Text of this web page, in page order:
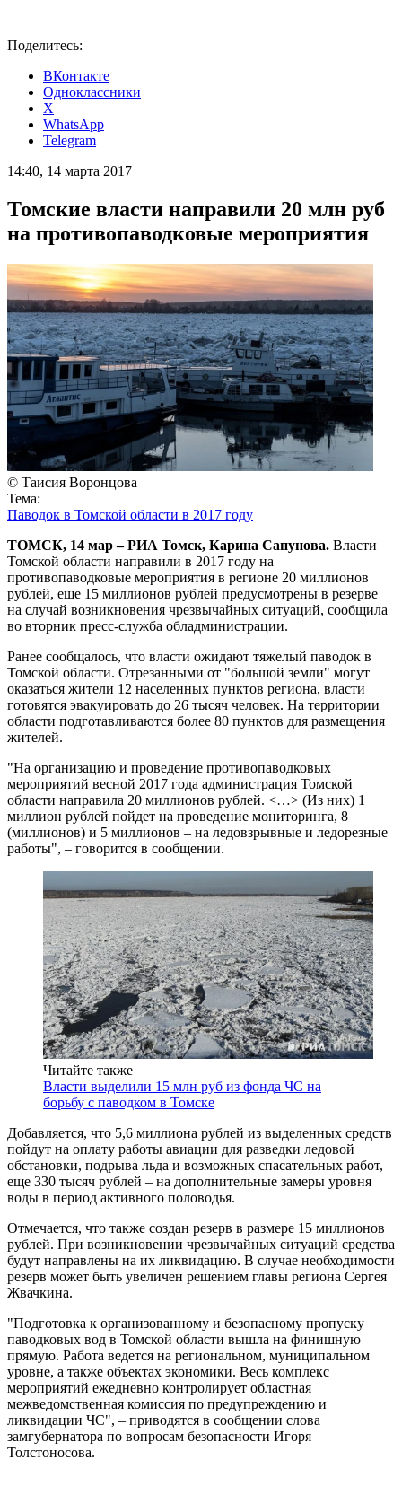
Поделитесь:
ВКонтакте
Одноклассники
X
WhatsApp
Telegram
14:40, 14 марта 2017
Томские власти направили 20 млн руб
на противопаводковые мероприятия
© Таисия Воронцова
Тема:
Паводок в Томской области в 2017 году
ТОМСК, 14 мар – РИА Томск, Карина Сапунова. Власти
Томской области направили в 2017 году на
противопаводковые мероприятия в регионе 20 миллионов
рублей, еще 15 миллионов рублей предусмотрены в резерве
на случай возникновения чрезвычайных ситуаций, сообщила
во вторник пресс-служба обладминистрации.
Ранее сообщалось, что власти ожидают тяжелый паводок в
Томской области. Отрезанными от "большой земли" могут
оказаться жители 12 населенных пунктов региона, власти
готовятся эвакуировать до 26 тысяч человек. На территории
области подготавливаются более 80 пунктов для размещения
жителей.
"На организацию и проведение противопаводковых
мероприятий весной 2017 года администрация Томской
области направила 20 миллионов рублей. <…> (Из них) 1
миллион рублей пойдет на проведение мониторинга, 8
(миллионов) и 5 миллионов – на ледовзрывные и ледорезные
работы", – говорится в сообщении.
Читайте также
Власти выделили 15 млн руб из фонда ЧС на
борьбу с паводком в Томске
Добавляется, что 5,6 миллиона рублей из выделенных средств
пойдут на оплату работы авиации для разведки ледовой
обстановки, подрыва льда и возможных спасательных работ,
еще 330 тысяч рублей – на дополнительные замеры уровня
воды в период активного половодья.
Отмечается, что также создан резерв в размере 15 миллионов
рублей. При возникновении чрезвычайных ситуаций средства
будут направлены на их ликвидацию. В случае необходимости
резерв может быть увеличен решением главы региона Сергея
Жвачкина.
"Подготовка к организованному и безопасному пропуску
паводковых вод в Томской области вышла на финишную
прямую. Работа ведется на региональном, муниципальном
уровне, а также объектах экономики. Весь комплекс
мероприятий ежедневно контролирует областная
межведомственная комиссия по предупреждению и
ликвидации ЧС", – приводятся в сообщении слова
замгубернатора по вопросам безопасности Игоря
Толстоносова.